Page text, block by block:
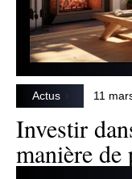
Actus 11
Investir
manière de